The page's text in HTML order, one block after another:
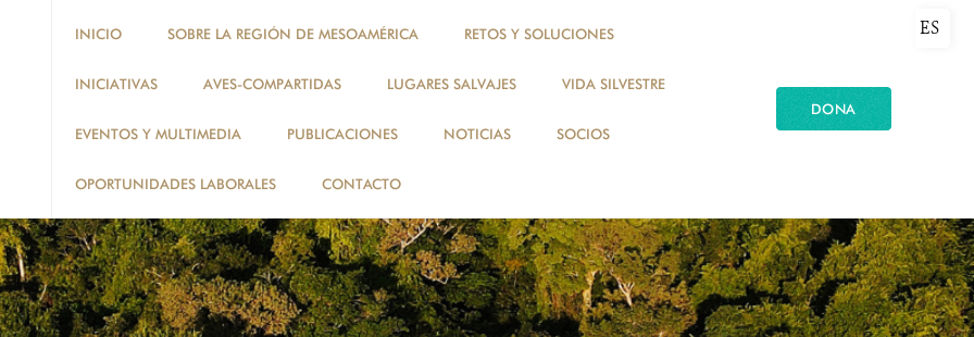
INICIO SOBRE LA REGIÓN DE MESOAMÉRICA RETOS Y SOLUCIONES
INICIATIVAS AVES-COMPARTIDAS LUGARES SALVAJES VIDA SILVESTRE
EVENTOS Y MULTIMEDIA PUBLICACIONES NOTICIAS SOCIOS
OPORTUNIDADES LABORALES CONTACTO
DONA
ES